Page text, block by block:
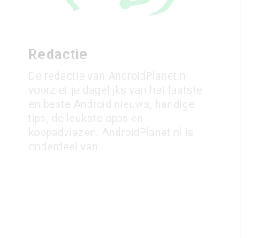
Redactie